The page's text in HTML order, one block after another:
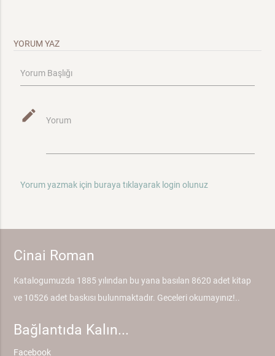
YORUM YAZ
Yorum Başlığı
mode_edit Yorum
Yorum yazmak için buraya tıklayarak login olunuz
Cinai Roman
Katalogumuzda 1885 yılından bu yana basılan 8620 adet kitap
ve 10526 adet baskısı bulunmaktadır. Geceleri okumayınız!..
Bağlantıda Kalın...
Facebook